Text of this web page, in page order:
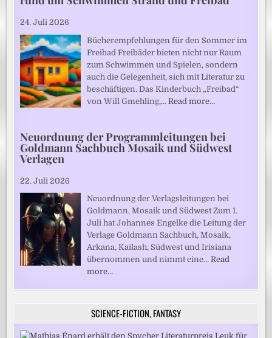
24. Juli 2026
Bücherempfehlungen für den Sommer im
Freibad Freibäder bieten nicht nur Raum
zum Schwimmen und Spielen, sondern
auch die Gelegenheit, sich mit Literatur zu
beschäftigen. Das Kinderbuch „Freibad“
von Will Gmehling,…Read more…
Neuordnung der Programmleitungen bei
Goldmann Sachbuch Mosaik und Südwest
Verlagen
22. Juli 2026
Neuordnung der Verlagsleitungen bei
Goldmann, Mosaik und Südwest Zum 1.
Juli hat Johannes Engelke die Leitung der
Verlage Goldmann Sachbuch, Mosaik,
Arkana, Kailash, Südwest und Irisiana
übernommen und nimmt eine…Read
more…
SCIENCE-FICTION, FANTASY